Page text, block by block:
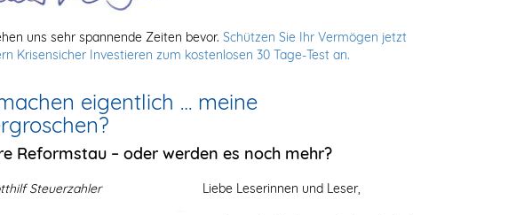
uns sehr spannende Zeiten bevor. Schützen Sie Ihr Vermögen jetzt
Krisensicher Investieren zum kostenlosen 30 Tage-Test an.
eigentlich … meine
Reformstau – oder werden es noch mehr?
Steuerzahler Liebe Leserinnen und Leser,